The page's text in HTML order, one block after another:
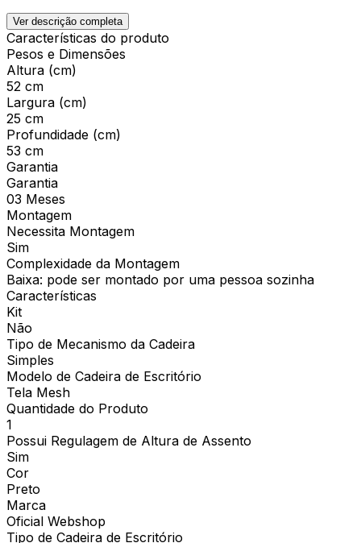
Ver descrição completa
Características do produto
Pesos e Dimensões
Altura (cm)
52 cm
Largura (cm)
25 cm
Profundidade (cm)
53 cm
Garantia
Garantia
03 Meses
Montagem
Necessita Montagem
Sim
Complexidade da Montagem
Baixa: pode ser montado por uma pessoa sozinha
Características
Kit
Não
Tipo de Mecanismo da Cadeira
Simples
Modelo de Cadeira de Escritório
Tela Mesh
Quantidade do Produto
1
Possui Regulagem de Altura de Assento
Sim
Cor
Preto
Marca
Oficial Webshop
Tipo de Cadeira de Escritório